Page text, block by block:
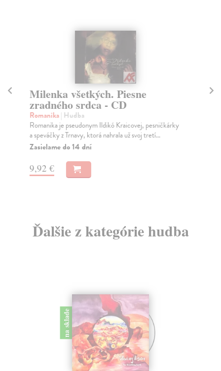
Milenka všetkých. Piesne
zradného srdca - CD
Romanika| Hudba
Romanika je pseudonym Ildikó Kraicovej, pesničkárky
a speváčky z Trnavy, ktorá nahrala už svoj tretí...
Zasielame do 14 dní
9,92 €
Ďalšie z kategórie hudba
na sklade